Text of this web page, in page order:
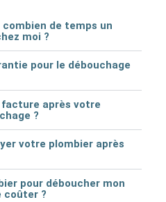
de temps un
moi ?
pour le débouchage
après votre
?
votre plombier après
pour déboucher mon
coûter ?